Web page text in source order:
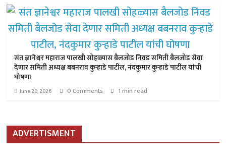
संत ज्ञानेश्वर महाराज पालखी सोहळ्यास बैलजोड निवड समिती बैलजोड सेवा
देणार समिती अध्यक्ष बबनराव कुऱ्हाडे पाटील, नंदकुमार कुऱ्हाडे पाटील यांची
घोषणा
June 20, 2026 0 Comments 1 min read
ADVERTISMENT